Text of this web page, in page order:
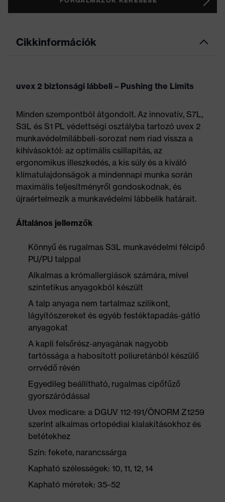
Cikkinformációk
uvex 2 biztonsági lábbeli – Pushing the Limits
Minden szempontból átgondolt. Az innovatív, S7L,
S3L és S1 PL védettségi osztályba tartozó uvex 2
munkavédelmilábbeli-sorozat nem riad vissza a
kihívásoktól: az optimális csillapítás, az
ergonomikus illeszkedés, a kis súly és a kiváló
klímatulajdonságok a mindennapi munka során
maximális teljesítményről gondoskodnak, és
újraértelmezik a munkavédelmi lábbelik határait.
Általános jellemzők
Könnyű és rugalmas S3L munkavédelmi félcipő
PU/PU talppal
Alkalmas a krómallergiások számára, mivel
szintetikus anyagokból készült
A talp anyaga nem tartalmaz szilikont,
lágyítószereket és egyéb festéktapadás-gátló
anyagokat
A kapli felsőrész-anyagának nagyobb
tartóssága a habosított poliuretánból készülő
orrvédő révén
Egyedileg beállítható, rugalmas cipőfűző
gyorszáródással
Uvex medicare: a DGUV 112-191/ÖNORM Z1259
szerint alkalmas ortopédiai kialakításokhoz és
betétekhez
Szín: fekete, narancssárga
Kapható szélességek: 10, 11, 12, 14
Kapható méretek: 35–52